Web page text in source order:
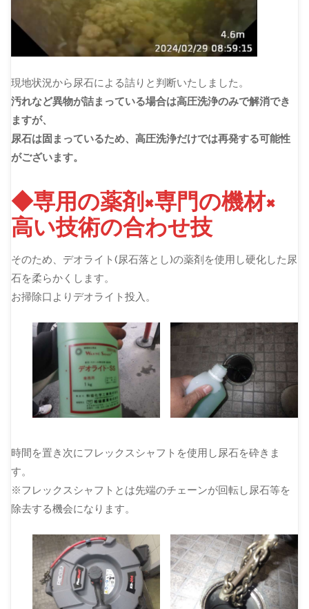
現地状況から尿石による詰りと判断いたしました。
汚れなど異物が詰まっている場合は高圧洗浄のみで解消でき
ますが、
尿石は固まっているため、高圧洗浄だけでは再発する可能性
がございます。
◆専用の薬剤×専門の機材×
高い技術の合わせ技
そのため、デオライト(尿石落とし)の薬剤を使用し硬化した尿
石を柔らかくします。
お掃除口よりデオライト投入。
時間を置き次にフレックスシャフトを使用し尿石を砕きま
す。
※フレックスシャフトとは先端のチェーンが回転し尿石等を
除去する機会になります。